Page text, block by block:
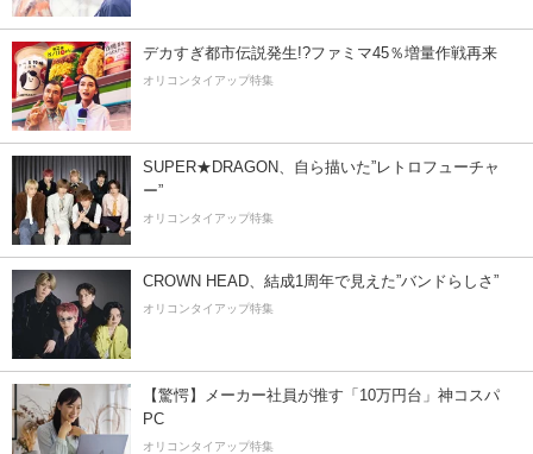
デカすぎ都市伝説発生!?ファミマ45％増量作戦再来
オリコンタイアップ特集
SUPER★DRAGON、自ら描いた”レトロフューチャ
ー”
オリコンタイアップ特集
CROWN HEAD、結成1周年で見えた”バンドらしさ”
オリコンタイアップ特集
【驚愕】メーカー社員が推す「10万円台」神コスパ
PC
オリコンタイアップ特集